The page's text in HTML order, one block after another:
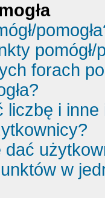
pomógł/
forach
liczbę i
w